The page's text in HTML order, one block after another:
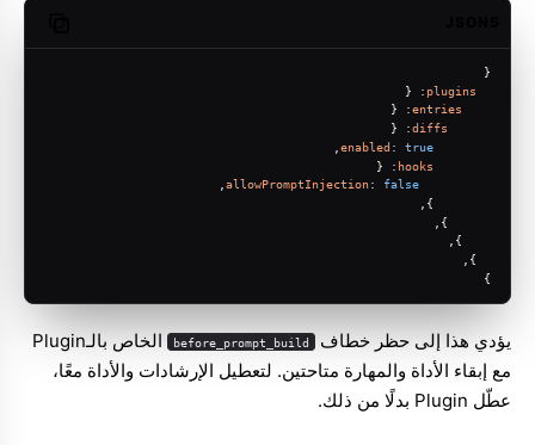
{
plugins
: {
entries
: {
diffs
: {
enabled : true
hooks
: {
allowPromptInjection: false
}
يؤدي هذا إلى حظر خطاف before_prompt_build
الخاص بالـPlugin
مع إبقاء الأداة والمهارة متاحتين. لتعطيل الإرشادات والأداة معًا،
عطّل Plugin بدلًا من ذلك.